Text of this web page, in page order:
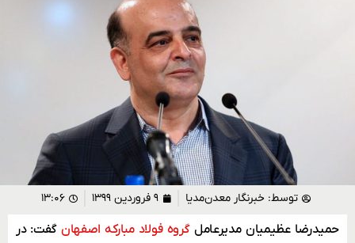
توسط: خبرنگار معدن‌مدیا ۹ فروردین ۱۳۹۹ ۱۳:۰۶
حمیدرضا عظیمیان مدیرعاملگروه فولاد مبارکه اصفهانگفت: در